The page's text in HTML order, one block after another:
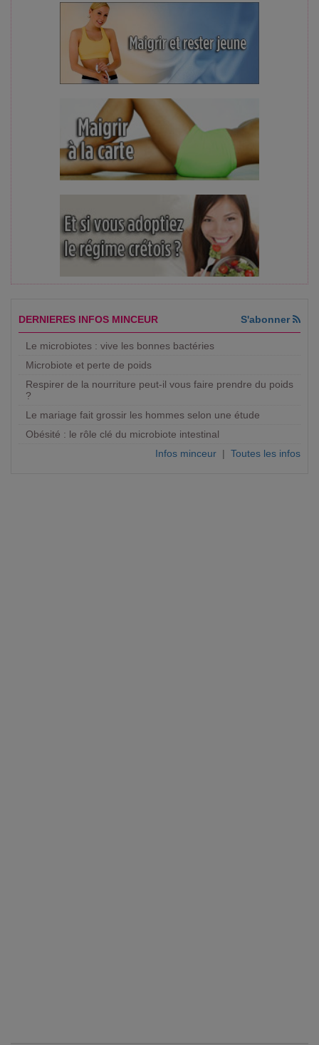
DERNIERES INFOS MINCEUR S'abonner
Le microbiotes : vive les bonnes bactéries
Microbiote et perte de poids
Respirer de la nourriture peut-il vous faire prendre du poids
?
Le mariage fait grossir les hommes selon une étude
Obésité : le rôle clé du microbiote intestinal
Infos minceur | Toutes les infos